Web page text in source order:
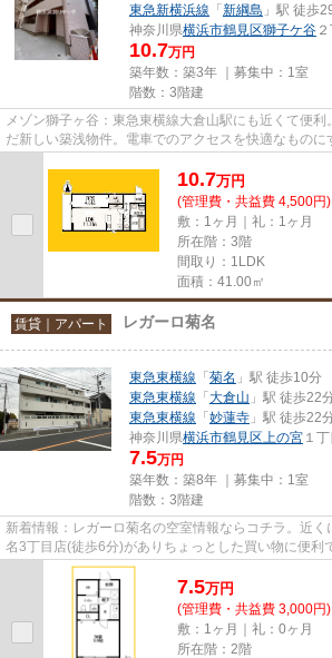
東急新横浜線 「 新綱島 」駅 徒歩
神奈川県横浜市鶴見区獅子ケ谷
10.7万円
築年数：築3年 ｜募集中： 1室
階数：3階建
メゾン獅子ヶ谷：東急東横線大倉山駅にも近くて便
だ新しい築浅物件。電車でのアクセスを快適なもの
10.7万円
(管理費・共益費 4,500円)
敷：1ヶ月｜礼：1ヶ月
所在階：3階
間取り：1LDK
面積：41.00㎡
賃貸｜アパート レガーロ菊名
東急東横線 「 菊名 」駅 徒歩10分
東急東横線 「 大倉山 」駅 徒歩22
東急東横線 「 妙蓮寺 」駅 徒歩22
神奈川県横浜市鶴見区上の宮 １丁
7.5万円
築年数：築8年 ｜募集中： 1室
階数：3階建
新着情報：レガーロ菊名の空室情報ならコチラ。近
名3丁目店(徒歩6分)がありちょっとした買い物に便利
立地する物件です。近くに2駅...
7.5万円
(管理費・共益費 3,000円)
敷：1ヶ月｜礼：0ヶ月
所在階：2階